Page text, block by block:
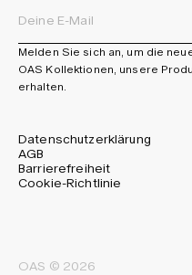
Melden Sie sich an, um die
OAS Kollektionen, unsere
erhalten.
Datenschutzerklärung
AGB
Barrierefreiheit
Cookie-Richtlinie
OAS © 2026